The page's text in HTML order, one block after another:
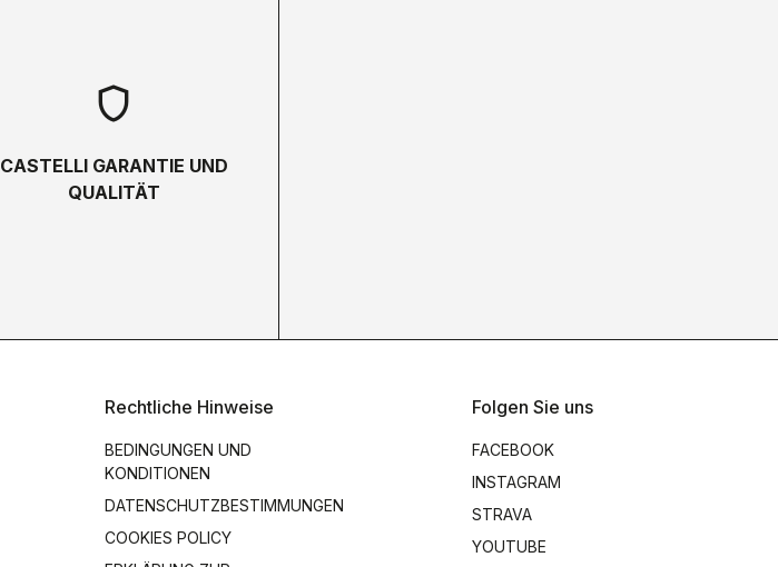
shield
CASTELLI GARANTIE UND
QUALITÄT
Rechtliche Hinweise
BEDINGUNGEN UND
KONDITIONEN
DATENSCHUTZBESTIMMUNGEN
COOKIES POLICY
Folgen Sie uns
FACEBOOK
INSTAGRAM
STRAVA
YOUTUBE